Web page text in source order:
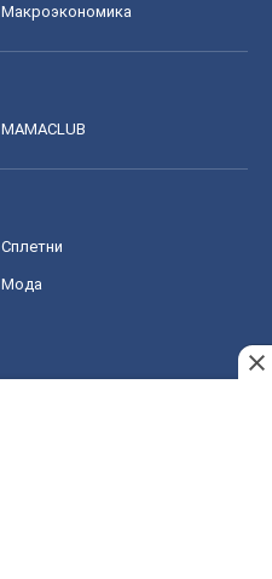
Mакроэкономика
MAMACLUB
Сплетни
Мода